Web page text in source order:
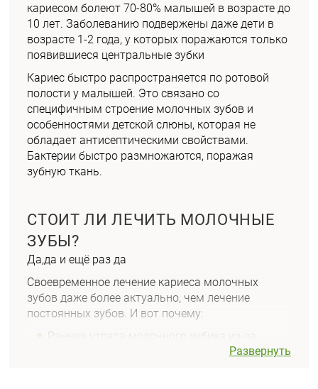
кариесом болеют 70-80% малышей в возрасте до
10 лет. Заболеванию подвержены даже дети в
возрасте 1-2 года, у которых поражаются только
появившиеся центральные зубки
Кариес быстро распространяется по ротовой
полости у малышей. Это связано со
специфичным строение молочных зубов и
особенностями детской слюны, которая не
обладает антисептическими свойствами.
Бактерии быстро размножаются, поражая
зубную ткань.
СТОИТ ЛИ ЛЕЧИТЬ МОЛОЧНЫЕ
ЗУБЫ?
Да,да и ещё раз да
Своевременное лечение кариеса молочных
зубов даже более актуально, чем лечение
постоянных зубов. И вот почему:
Ранняя утрата молочного зубика из-за
травмы или болезни может стать причиной
Развернуть